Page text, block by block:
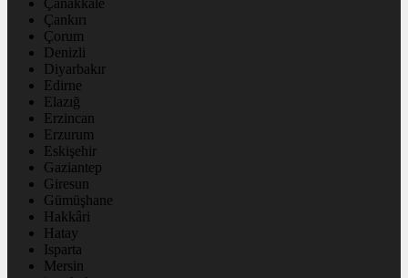
Çanakkale
Çankırı
Çorum
Denizli
Diyarbakır
Edirne
Elazığ
Erzincan
Erzurum
Eskişehir
Gaziantep
Giresun
Gümüşhane
Hakkâri
Hatay
Isparta
Mersin